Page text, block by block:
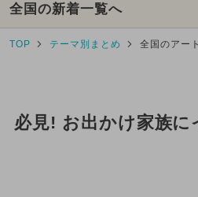
全国の新着一覧へ
TOP テーマ別まとめ 全国のアー
必見! お出かけ家族に